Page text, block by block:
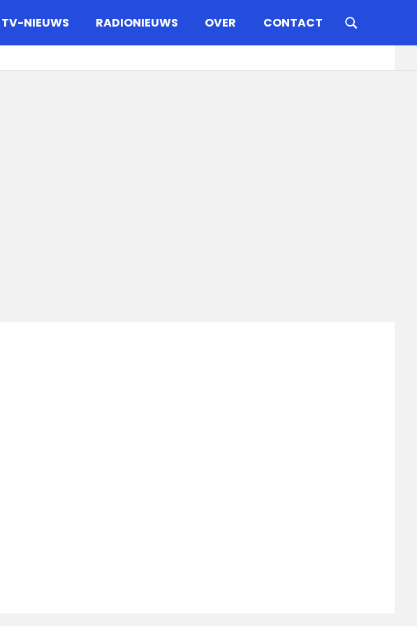
TV-NIEUWS RADIONIEUWS OVER CONTACT